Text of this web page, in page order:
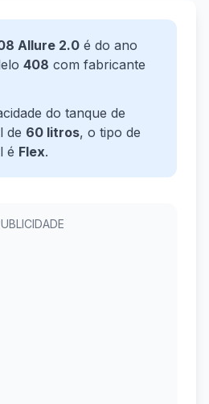
Allure 2.0 é do ano
408 com fabricante
do tanque de
de 60 litros, o tipo de
é Flex.